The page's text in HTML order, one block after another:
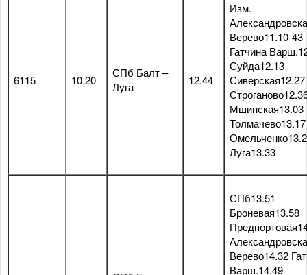
6115 10.20
СПб Балт –
Луга
12.44
Изм.
Верево11.10-43
Гатчина
Суйда12.13
Сиверская12.27
Мшинская13.03
Луга13.33
СПб13.51
Броневая13.58
Верево14.32
Варш.14.49